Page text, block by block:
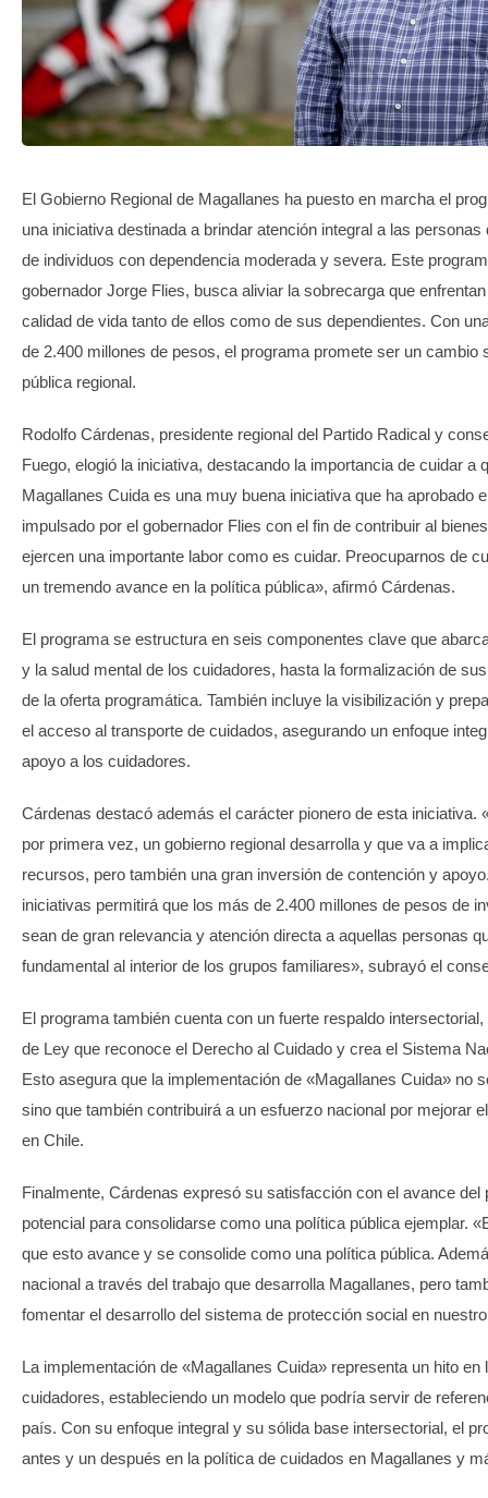
El Gobierno Regional de Magallanes ha puesto en marcha el
una iniciativa destinada a brindar atención integral a las
de individuos con dependencia moderada y severa. Este
gobernador Jorge Flies, busca aliviar la sobrecarga que
calidad de vida tanto de ellos como de sus dependientes. Con
de 2.400 millones de pesos, el programa promete ser un cambio
pública regional.
Rodolfo Cárdenas, presidente regional del Partido Radical y
Fuego, elogió la iniciativa, destacando la importancia de cuidar a
Magallanes Cuida es una muy buena iniciativa que ha aprobado
impulsado por el gobernador Flies con el fin de contribuir al
ejercen una importante labor como es cuidar. Preocuparnos de
un tremendo avance en la política pública», afirmó Cárdenas.
El programa se estructura en seis componentes clave que
y la salud mental de los cuidadores, hasta la formalización de
de la oferta programática. También incluye la visibilización y
el acceso al transporte de cuidados, asegurando un enfoque
apoyo a los cuidadores.
Cárdenas destacó además el carácter pionero de esta iniciativa.
por primera vez, un gobierno regional desarrolla y que va a
recursos, pero también una gran inversión de contención y
iniciativas permitirá que los más de 2.400 millones de pesos de
sean de gran relevancia y atención directa a aquellas personas
fundamental al interior de los grupos familiares», subrayó el
El programa también cuenta con un fuerte respaldo
de Ley que reconoce el Derecho al Cuidado y crea el Sistema
Esto asegura que la implementación de «Magallanes Cuida» no
sino que también contribuirá a un esfuerzo nacional por mejorar
en Chile.
Finalmente, Cárdenas expresó su satisfacción con el avance del
potencial para consolidarse como una política pública ejemplar.
que esto avance y se consolide como una política pública.
nacional a través del trabajo que desarrolla Magallanes, pero
fomentar el desarrollo del sistema de protección social en
La implementación de «Magallanes Cuida» representa un hito
cuidadores, estableciendo un modelo que podría servir de
país. Con su enfoque integral y su sólida base intersectorial, el
antes y un después en la política de cuidados en Magallanes y